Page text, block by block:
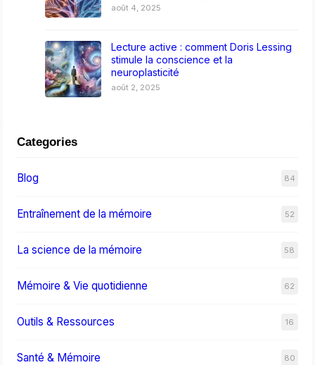
août 4, 2025
Lecture active : comment Doris Lessing
stimule la conscience et la
neuroplasticité
août 2, 2025
Categories
Blog 84
Entraînement de la mémoire 52
La science de la mémoire 58
Mémoire & Vie quotidienne 62
Outils & Ressources 16
Santé & Mémoire 80